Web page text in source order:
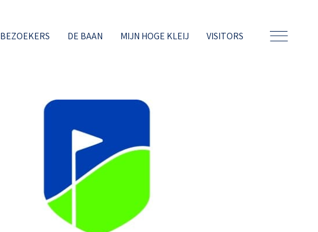
BEZOEKERS DE BAAN MIJN HOGE KLEIJ VISITORS